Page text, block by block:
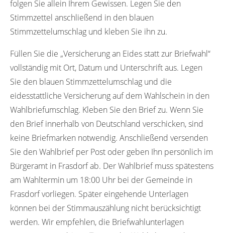
folgen Sie allein Ihrem Gewissen. Legen Sie den
Stimmzettel anschließend in den blauen
Stimmzettelumschlag und kleben Sie ihn zu.
Füllen Sie die „Versicherung an Eides statt zur Briefwahl“
vollständig mit Ort, Datum und Unterschrift aus. Legen
Sie den blauen Stimmzettelumschlag und die
eidesstattliche Versicherung auf dem Wahlschein in den
Wahlbriefumschlag. Kleben Sie den Brief zu. Wenn Sie
den Brief innerhalb von Deutschland verschicken, sind
keine Briefmarken notwendig. Anschließend versenden
Sie den Wahlbrief per Post oder geben Ihn persönlich im
Bürgeramt in Frasdorf ab. Der Wahlbrief muss spätestens
am Wahltermin um 18:00 Uhr bei der Gemeinde in
Frasdorf vorliegen. Später eingehende Unterlagen
können bei der Stimmauszählung nicht berücksichtigt
werden. Wir empfehlen, die Briefwahlunterlagen